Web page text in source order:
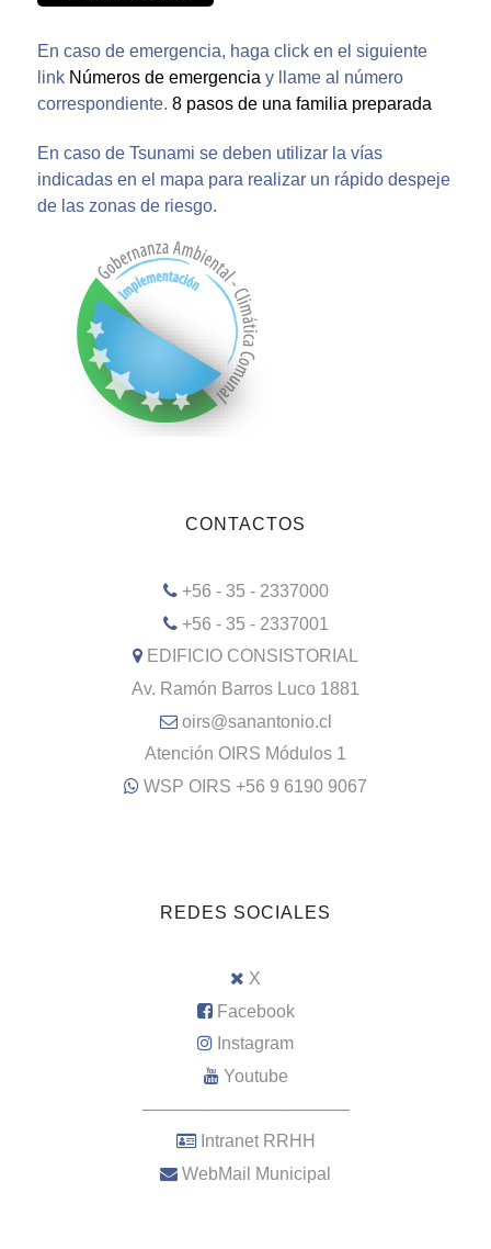
En caso de emergencia, haga click en el siguiente
link Números de emergencia y llame al número
correspondiente. 8 pasos de una familia preparada
En caso de Tsunami se deben utilizar la vías
indicadas en el mapa para realizar un rápido despeje
de las zonas de riesgo.
CONTACTOS
+56 - 35 - 2337000
+56 - 35 - 2337001
EDIFICIO CONSISTORIAL
Av. Ramón Barros Luco 1881
oirs@sanantonio.cl
Atención OIRS Módulos 1
WSP OIRS +56 9 6190 9067
REDES SOCIALES
X
Facebook
Instagram
Youtube
–––––––––––––––––––––
Intranet RRHH
WebMail Municipal